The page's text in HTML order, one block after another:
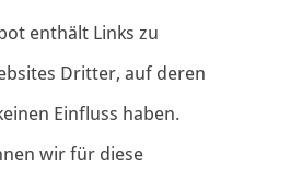
enthält Links zu
Dritter, auf deren
Einfluss haben.
wir für diese